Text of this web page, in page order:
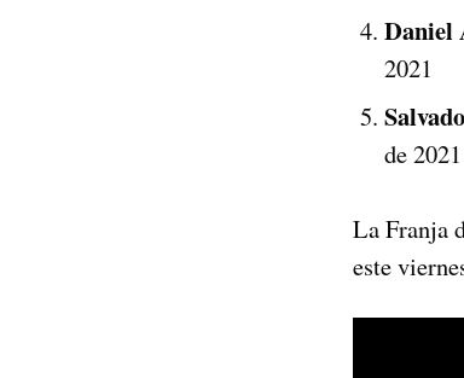
Daniel
2021
de 2021
La Franja
este